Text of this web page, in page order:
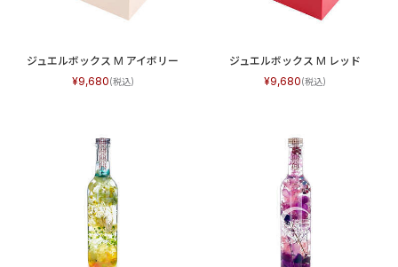
ジュエルボックス M アイボリー
9,680
ジュエルボックス M レッド
9,680